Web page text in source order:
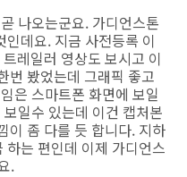
나오는군요. 가디언스톤
데요. 지금 사전등록 이
레일러 영상도 보시고 이
번 봤었는데 그래픽 좋고
은 스마트폰 화면에 보일
일수 있는데 이건 캡처본
이 좀 다를 듯 합니다. 지하
는 편인데 이제 가디언스
.